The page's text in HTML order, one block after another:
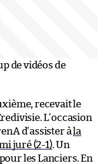
de vidéos de
recevait le
L’occasion
d’assister à la
juré (2-1). Un
les Lanciers. En